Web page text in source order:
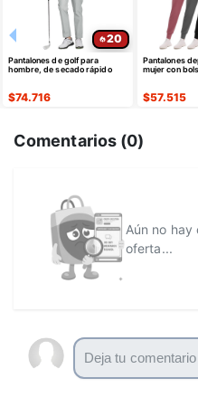
20
Pantalones de golf para
hombre, de secado rápido
$74.716
Pantalones
mujer con
$57.515
Comentarios (0)
Aún no hay
oferta...